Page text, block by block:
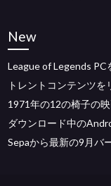
New
League of Legends PC
トレントコンテンツ
1971年の12の椅子の
ダウンロード中の
Sepaから最新の9月バ